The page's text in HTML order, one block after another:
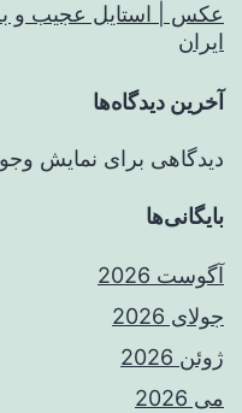
عکس | استایل عجیب و
ایران
آخرین دیدگاه‌ها
دیدگاهی برای نمایش
بایگانی‌ها
آگوست 2026
جولای 2026
ژوئن 2026
می 2026